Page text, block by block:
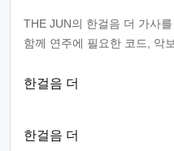
THE JUN의 한걸음 더 가사
함께 연주에 필요한 코드, 악
한걸음 더
한걸음 더